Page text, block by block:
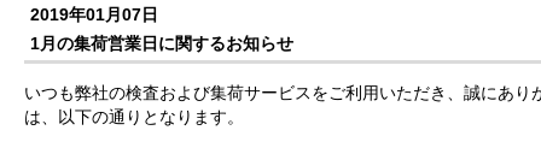
2019年01月07日
1月の集荷営業日に関するお知らせ
いつも弊社の検査および集荷サービスをご利用いただき、誠にあ
は、以下の通りとなります。